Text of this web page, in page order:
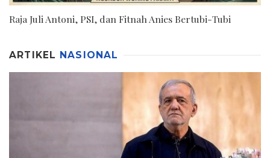
Raja Juli Antoni, PSI, dan Fitnah Anies Bertubi-Tubi
ARTIKEL NASIONAL